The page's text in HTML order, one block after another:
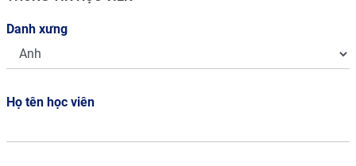
Danh xưng
Họ tên học viên